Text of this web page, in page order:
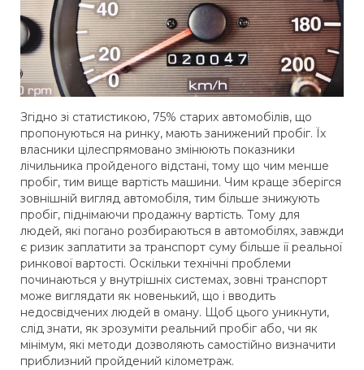
Згідно зі статистикою, 75% старих автомобілів, що
пропонуються на ринку, мають занижений пробіг. Їх
власники цілеспрямовано змінюють показники
лічильника пройденого відстані, тому що чим менше
пробіг, тим вище вартість машини. Чим краще зберігся
зовнішній вигляд автомобіля, тим більше знижують
пробіг, піднімаючи продажну вартість. Тому для
людей, які погано розбираються в автомобілях, завжди
є ризик заплатити за транспорт суму більше її реальної
ринкової вартості. Оскільки технічні проблеми
починаються у внутрішніх системах, зовні транспорт
може виглядати як новенький, що і вводить
недосвідчених людей в оману. Щоб цього уникнути,
слід знати, як зрозуміти реальний пробіг або, чи як
мінімум, які методи дозволяють самостійно визначити
приблизний пройдений кілометраж.